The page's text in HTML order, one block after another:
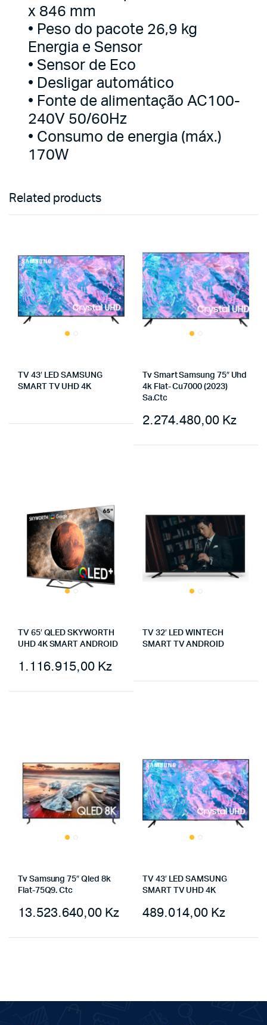
x 846 mm
• Peso do pacote 26,9 kg
Energia e Sensor
• Sensor de Eco
• Desligar automático
• Fonte de alimentação AC100-
240V 50/60Hz
• Consumo de energia (máx.)
170W
Related products
TV 43′ LED SAMSUNG
SMART TV UHD 4K
Tv Smart Samsung 75″ Uhd
4k Flat- Cu7000 (2023)
Sa.Ctc
2.274.480,00 Kz
TV 65′ QLED SKYWORTH
UHD 4K SMART ANDROID
1.116.915,00 Kz
TV 32′ LED WINTECH
SMART TV ANDROID
Tv Samsung 75″ Qled 8k
Flat-75Q9. Ctc
13.523.640,00 Kz
TV 43′ LED SAMSUNG
SMART TV UHD 4K
489.014,00 Kz